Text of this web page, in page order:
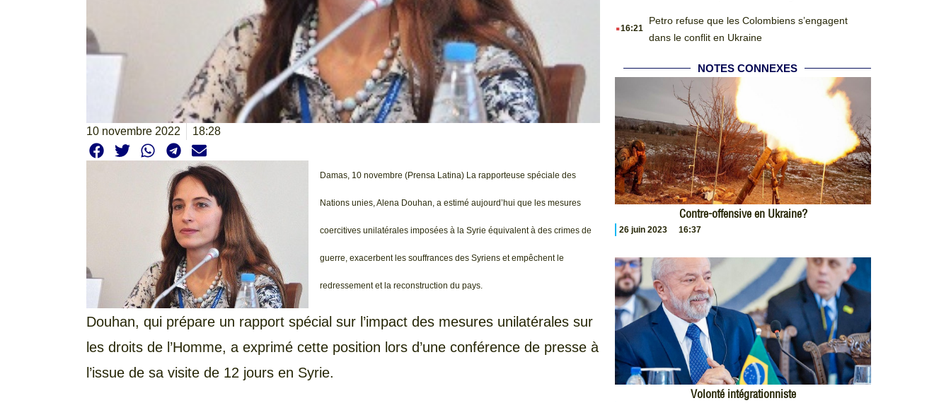
10 novembre 2022 18:28
Damas, 10 novembre (Prensa Latina) La rapporteuse spéciale des
Nations unies, Alena Douhan, a estimé aujourd’hui que les mesures
coercitives unilatérales imposées à la Syrie équivalent à des crimes de
guerre, exacerbent les souffrances des Syriens et empêchent le
redressement et la reconstruction du pays.
Douhan, qui prépare un rapport spécial sur l’impact des mesures unilatérales sur
les droits de l’Homme, a exprimé cette position lors d’une conférence de presse à
l’issue de sa visite de 12 jours en Syrie.
.16:21
Petro refuse que les Colombiens s’engagent
dans le conflit en Ukraine
NOTES CONNEXES
Contre-offensive en Ukraine?
26 juin 2023 16:37
Volonté intégrationniste